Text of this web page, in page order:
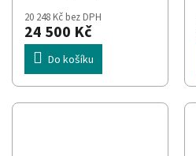
20 248 Kč bez DPH
24 500 Kč
Do košíku